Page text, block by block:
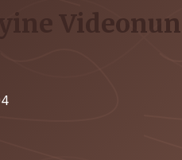
Videonun